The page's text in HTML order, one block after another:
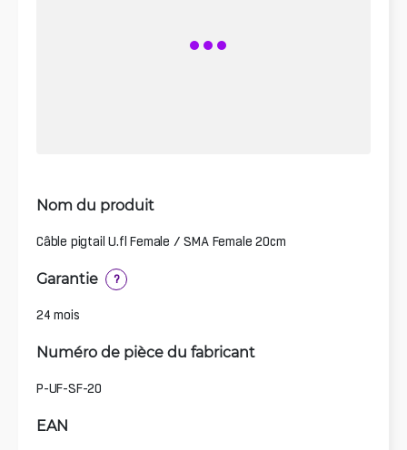
Nom du produit
Câble pigtail U.fl Female / SMA Female 20cm
Garantie ?
24 mois
Numéro de pièce du fabricant
P-UF-SF-20
EAN